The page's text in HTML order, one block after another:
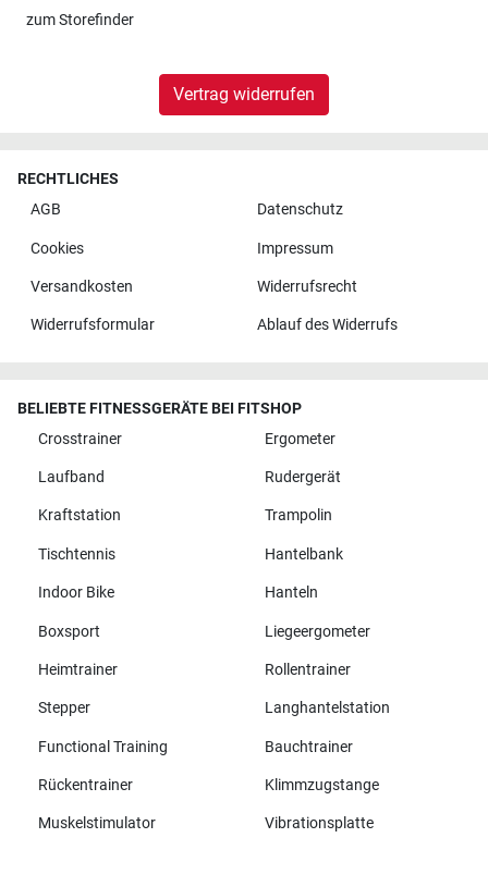
zumStorefinder
Vertrag widerrufen
RECHTLICHES
AGB
Datenschutz
Cookies Impressum
Versandkosten Widerrufsrecht
Widerrufsformular Ablauf des Widerrufs
BELIEBTE FITNESSGERÄTE BEI FITSHOP
Crosstrainer
Ergometer
Laufband Rudergerät
Kraftstation Trampolin
Tischtennis Hantelbank
Indoor Bike Hanteln
Boxsport Liegeergometer
Heimtrainer Rollentrainer
Stepper Langhantelstation
Functional Training Bauchtrainer
Rückentrainer Klimmzugstange
Muskelstimulator Vibrationsplatte